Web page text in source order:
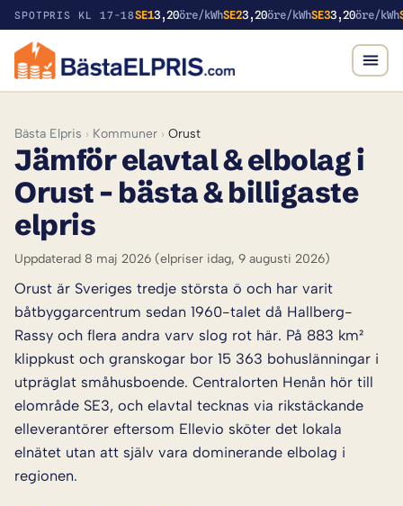
SPOTPRIS KL 17-18SE13,20öre/kWhSE23,20öre/kWhSE33,20öre/kWh
Bästa Elpris › Kommuner › Orust
Jämför elavtal & elbolag i
Orust – bästa & billigaste
elpris
Uppdaterad 8 maj 2026 (elpriser idag, 9 augusti 2026)
Orust är Sveriges tredje största ö och har varit
båtbyggarcentrum sedan 1960-talet då Hallberg-
Rassy och flera andra varv slog rot här. På 883 km²
klippkust och granskogar bor 15 363 bohuslänningar i
utpräglat småhusboende. Centralorten Henån hör till
elområde SE3, och elavtal tecknas via rikstäckande
elleverantörer eftersom Ellevio sköter det lokala
elnätet utan att själv vara dominerande elbolag i
regionen.